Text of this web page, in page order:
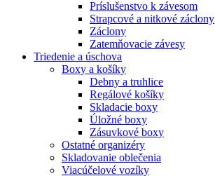
Príslušenstvo k závesom
Strapcové a nitkové záclony
Záclony
Zatemňovacie závesy
Triedenie a úschova
Boxy a košíky
Debny a truhlice
Regálové košíky
Skladacie boxy
Úložné boxy
Zásuvkové boxy
Ostatné organizéry
Skladovanie oblečenia
Viacúčelové vozíky